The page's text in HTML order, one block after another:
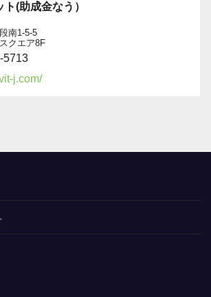
(助成金なう）
南1-5-5
クエア8F
5713
j.com/